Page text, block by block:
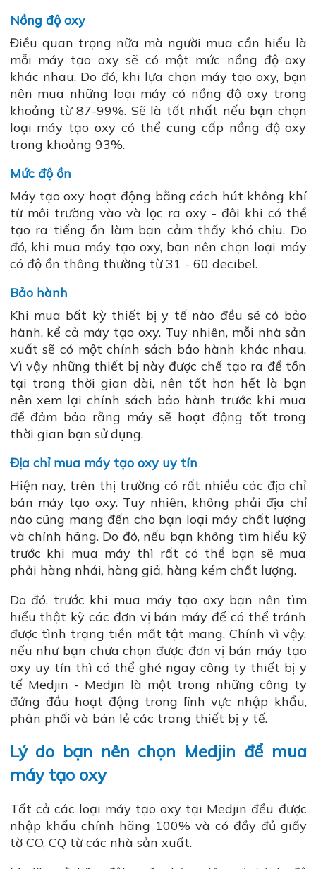
Nồng độ oxy
Điều quan trọng nữa mà người mua cần hiểu là
mỗi máy tạo oxy sẽ có một mức nồng độ oxy
khác nhau. Do đó, khi lựa chọn máy tạo oxy, bạn
nên mua những loại máy có nồng độ oxy trong
khoảng từ 87-99%. Sẽ là tốt nhất nếu bạn chọn
loại máy tạo oxy có thể cung cấp nồng độ oxy
trong khoảng 93%.
Mức độ ồn
Máy tạo oxy hoạt động bằng cách hút không khí
từ môi trường vào và lọc ra oxy - đôi khi có thể
tạo ra tiếng ồn làm bạn cảm thấy khó chịu. Do
đó, khi mua máy tạo oxy, bạn nên chọn loại máy
có độ ồn thông thường từ 31 - 60 decibel.
Bảo hành
Khi mua bất kỳ thiết bị y tế nào đều sẽ có bảo
hành, kể cả máy tạo oxy. Tuy nhiên, mỗi nhà sản
xuất sẽ có một chính sách bảo hành khác nhau.
Vì vậy những thiết bị này được chế tạo ra để tồn
tại trong thời gian dài, nên tốt hơn hết là bạn
nên xem lại chính sách bảo hành trước khi mua
để đảm bảo rằng máy sẽ hoạt động tốt trong
thời gian bạn sử dụng.
Địa chỉ mua máy tạo oxy uy tín
Hiện nay, trên thị trường có rất nhiều các địa chỉ
bán máy tạo oxy. Tuy nhiên, không phải địa chỉ
nào cũng mang đến cho bạn loại máy chất lượng
và chính hãng. Do đó, nếu bạn không tìm hiểu kỹ
trước khi mua máy thì rất có thể bạn sẽ mua
phải hàng nhái, hàng giả, hàng kém chất lượng.
Do đó, trước khi mua máy tạo oxy bạn nên tìm
hiểu thật kỹ các đơn vị bán máy để có thể tránh
được tình trạng tiền mất tật mang. Chính vì vậy,
nếu như bạn chưa chọn được đơn vị bán máy tạo
oxy uy tín thì có thể ghé ngay công ty thiết bị y
tế Medjin - Medjin là một trong những công ty
đứng đầu hoạt động trong lĩnh vực nhập khẩu,
phân phối và bán lẻ các trang thiết bị y tế.
Lý do bạn nên chọn Medjin để mua
máy tạo oxy
Tất cả các loại máy tạo oxy tại Medjin đều được
nhập khẩu chính hãng 100% và có đầy đủ giấy
tờ CO, CQ từ các nhà sản xuất.